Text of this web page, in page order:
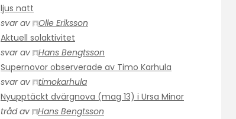
ljus natt
svar av
Olle Eriksson
Aktuell solaktivitet
svar av
Hans Bengtsson
Supernovor observerade av Timo Karhula
svar av
timokarhula
Nyupptäckt dvärgnova (mag 13) i Ursa Minor
tråd av
Hans Bengtsson